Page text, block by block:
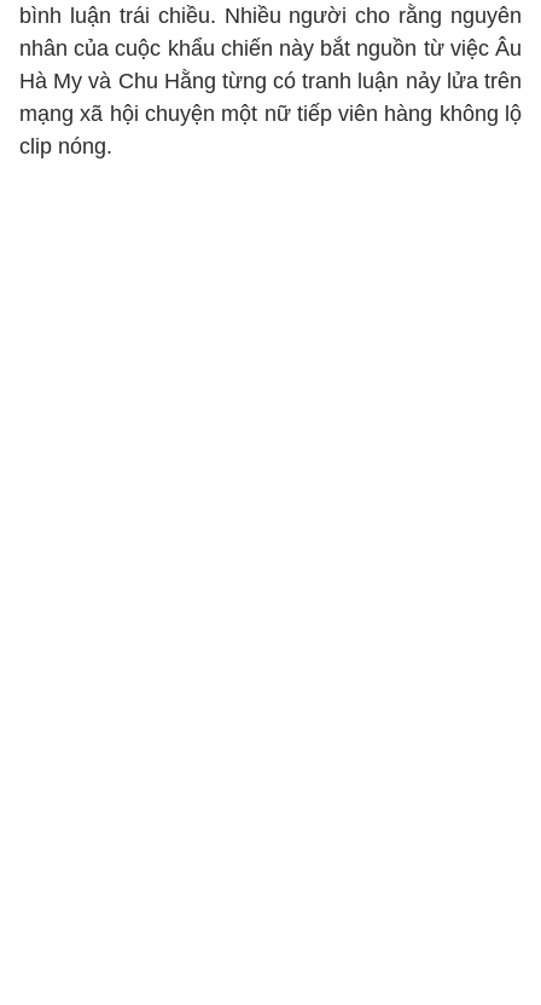
bình luận trái chiều. Nhiều người cho rằng nguyên
nhân của cuộc khẩu chiến này bắt nguồn từ việc Âu
Hà My và Chu Hằng từng có tranh luận nảy lửa trên
mạng xã hội chuyện một nữ tiếp viên hàng không lộ
clip nóng.